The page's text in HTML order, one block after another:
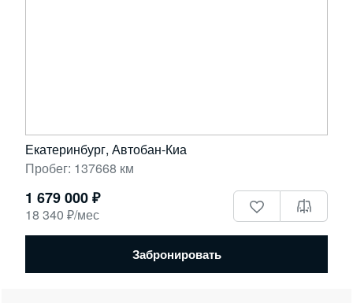
Екатеринбург, Автобан-Киа
Пробег: 137668 км
1 679 000 ₽
18 340 ₽/мес
Забронировать